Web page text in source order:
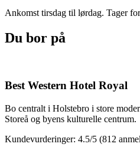
Ankomst tirsdag til lørdag. Tager
Du bor på
Best Western Hotel Royal
Bo centralt i Holstebro i store
Storeå og byens kulturelle centrum.
Kundevurderinger: 4.5/5 (812